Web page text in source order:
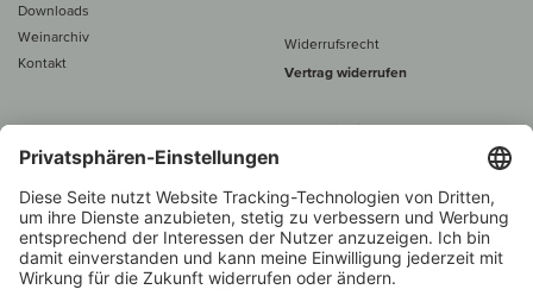
Downloads
Weinarchiv
Kontakt
Widerrufsrecht
Vertrag widerrufen
Alle Preise inkl. MwSt., zzgl. 5 €
60 € versand­kosten­